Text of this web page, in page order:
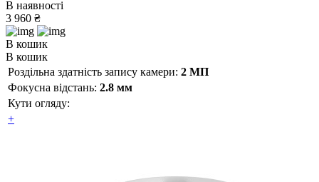
В наявності
3 960 ₴
В кошик
В кошик
Роздільна здатність запису камери: 2 МП
Фокусна відстань: 2.8 мм
Кути огляду:
+